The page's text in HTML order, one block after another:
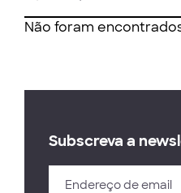
Não foram
Subscreva a